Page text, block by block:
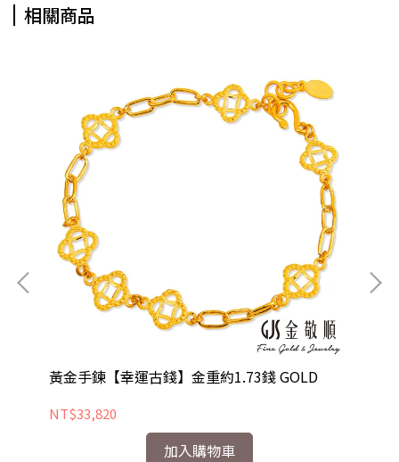
相關商品
黃金手鍊【幸運古錢】金重約1.73錢 GOLD
NT$33,820
加入購物車